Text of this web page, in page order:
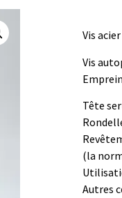
Vis
Vis
Tête
(la
Autres